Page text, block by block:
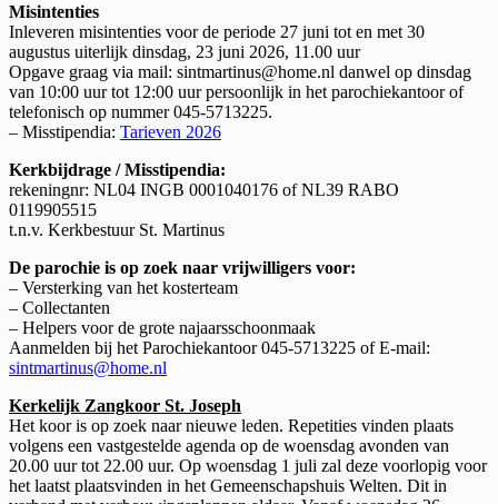
Misintenties
Inleveren misintenties voor de periode 27 juni tot en met 30
augustus uiterlijk dinsdag, 23 juni 2026, 11.00 uur
Opgave graag via mail: sintmartinus@home.nl danwel op dinsdag
van 10:00 uur tot 12:00 uur persoonlijk in het parochiekantoor of
telefonisch op nummer 045-5713225.
– Misstipendia: Tarieven 2026
Kerkbijdrage / Misstipendia:
rekeningnr: NL04 INGB 0001040176 of NL39 RABO
0119905515
t.n.v. Kerkbestuur St. Martinus
De parochie is op zoek naar vrijwilligers voor:
– Versterking van het kosterteam
– Collectanten
– Helpers voor de grote najaarsschoonmaak
Aanmelden bij het Parochiekantoor 045-5713225 of E-mail:
sintmartinus@home.nl
Kerkelijk Zangkoor St. Joseph
Het koor is op zoek naar nieuwe leden. Repetities vinden plaats
volgens een vastgestelde agenda op de woensdag avonden van
20.00 uur tot 22.00 uur. Op woensdag 1 juli zal deze voorlopig voor
het laatst plaatsvinden in het Gemeenschapshuis Welten. Dit in